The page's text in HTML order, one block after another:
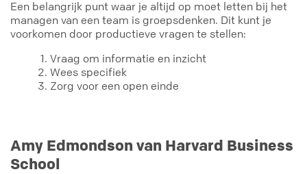
Een belangrijk punt waar je altijd op moet letten bij het
managen van een team is groepsdenken. Dit kunt je
voorkomen door productieve vragen te stellen:
1. Vraag om informatie en inzicht
2. Wees specifiek
3. Zorg voor een open einde
Amy Edmondson van Harvard Business
School